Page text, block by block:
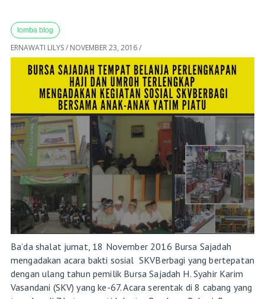
lomba blog
ERNAWATI LILYS/ NOVEMBER 23, 2016/
Ba’da shalat jumat, 18 November 2016 Bursa Sajadah
mengadakan acara bakti sosial SKVBerbagi yang bertepatan
dengan ulang tahun pemilik Bursa Sajadah H. Syahir Karim
Vasandani (SKV) yang ke-67. Acara serentak di 8 cabang yang